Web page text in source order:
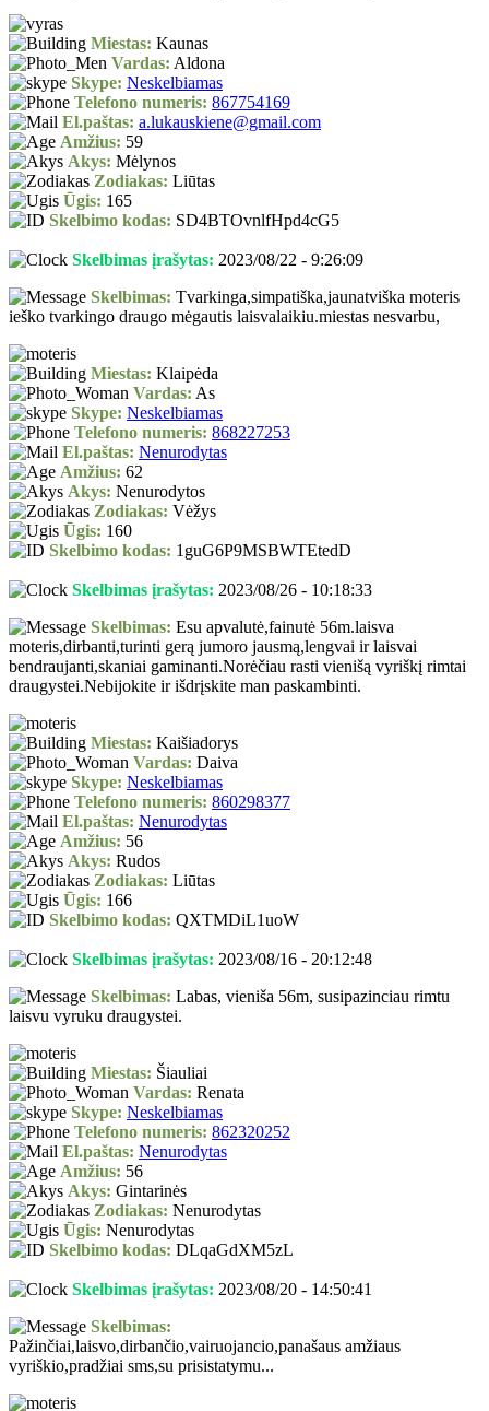
Miestas: Kaunas
Vardas: Aldona
Skype: Neskelbiamas
Telefono numeris: 867754169
El.paštas: a.lukauskiene@gmail.com
Amžius: 59
Akys: Mėlynos
Zodiakas: Liūtas
Ūgis: 165
Skelbimo kodas: SD4BTOvnlfHpd4cG5
Skelbimas įrašytas: 2023/08/22 - 9:26:09
Skelbimas: Tvarkinga,simpatiška,jaunatviška moteris
ieško tvarkingo draugo mėgautis laisvalaikiu.miestas nesvarbu,
Miestas: Klaipėda
Vardas: As
Skype: Neskelbiamas
Telefono numeris: 868227253
El.paštas: Nenurodytas
Amžius: 62
Akys: Nenurodytos
Zodiakas: Vėžys
Ūgis: 160
Skelbimo kodas: 1guG6P9MSBWTEtedD
Skelbimas įrašytas: 2023/08/26 - 10:18:33
Skelbimas: Esu apvalutė,fainutė 56m.laisva
moteris,dirbanti,turinti gerą jumoro jausmą,lengvai ir laisvai
bendraujanti,skaniai gaminanti.Norėčiau rasti vienišą vyriškį rimtai
draugystei.Nebijokite ir išdrįskite man paskambinti.
Miestas: Kaišiadorys
Vardas: Daiva
Skype: Neskelbiamas
Telefono numeris: 860298377
El.paštas: Nenurodytas
Amžius: 56
Akys: Rudos
Zodiakas: Liūtas
Ūgis: 166
Skelbimo kodas: QXTMDiL1uoW
Skelbimas įrašytas: 2023/08/16 - 20:12:48
Skelbimas: Labas, vieniša 56m, susipazinciau rimtu
laisvu vyruku draugystei.
Miestas: Šiauliai
Vardas: Renata
Skype: Neskelbiamas
Telefono numeris: 862320252
El.paštas: Nenurodytas
Amžius: 56
Akys: Gintarinės
Zodiakas: Nenurodytas
Ūgis: Nenurodytas
Skelbimo kodas: DLqaGdXM5zL
Skelbimas įrašytas: 2023/08/20 - 14:50:41
Skelbimas:
Pažinčiai,laisvo,dirbančio,vairuojancio,panašaus amžiaus
vyriškio,pradžiai sms,su prisistatymu...